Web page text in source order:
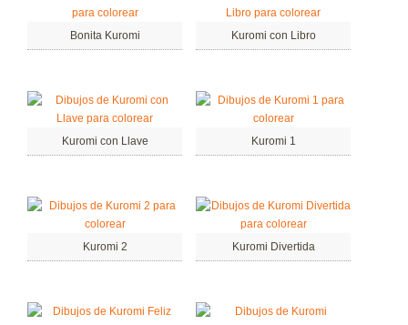
Bonita Kuromi Kuromi con Libro
Kuromi con Llave Kuromi 1
Kuromi 2 Kuromi Divertida